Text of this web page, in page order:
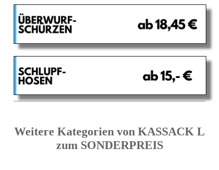
Weitere Kategorien von KASSACK L
zum SONDERPREIS